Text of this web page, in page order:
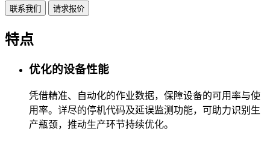
联系我们 请求报价
特点
优化的设备性能
凭借精准、自动化的作业数据，保障设备的可用率与使
用率。详尽的停机代码及延误监测功能，可助力识别生
产瓶颈，推动生产环节持续优化。